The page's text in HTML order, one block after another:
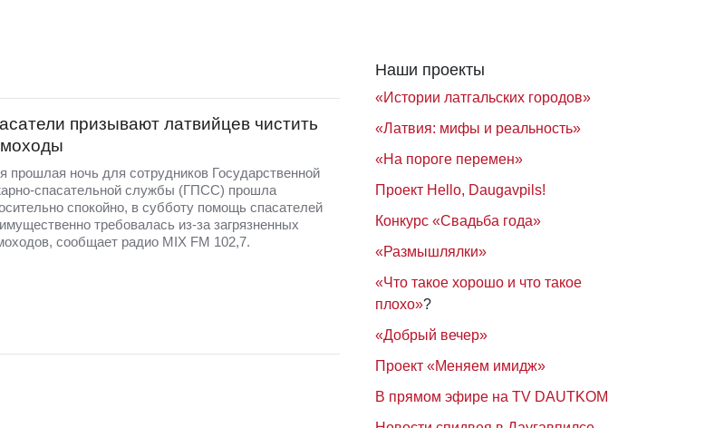
призывают латвийцев чистить
прошлая ночь для сотрудников Государственной
спасательной службы (ГПСС) прошла
спокойно, в субботу помощь спасателей
требовалась из-за загрязненных
сообщает радио MIX FM 102,7.
Наши проекты
«Истории латгальских городов»
«Латвия: мифы и реальность»
«На пороге перемен»
Проект Hello, Daugavpils!
Конкурс «Свадьба года»
«Размышлялки»
«Что такое хорошо и что такое
плохо»?
«Добрый вечер»
Проект «Меняем имидж»
В прямом эфире на TV DAUTKOM